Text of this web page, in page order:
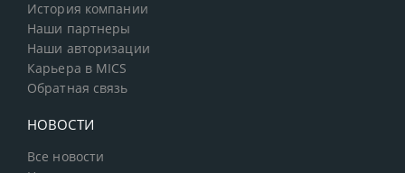
История компании
Наши партнеры
Наши авторизации
Карьера в MICS
Обратная связь
НОВОСТИ
Все новости